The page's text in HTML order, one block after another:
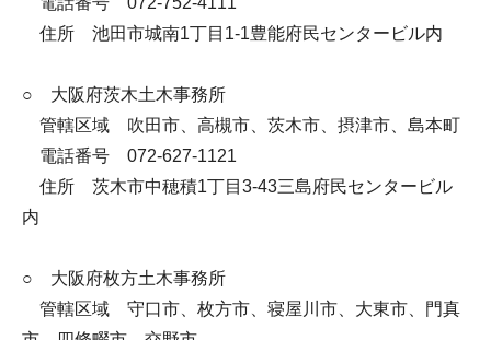
住所 池田市城南1丁目1-1豊能府民センタービル内
○ 大阪府茨木土木事務所
管轄区域 吹田市、高槻市、茨木市、摂津市、島本町
電話番号 072-627-1121
住所 茨木市中穂積1丁目3-43三島府民センタービル
内
○ 大阪府枚方土木事務所
管轄区域 守口市、枚方市、寝屋川市、大東市、門真